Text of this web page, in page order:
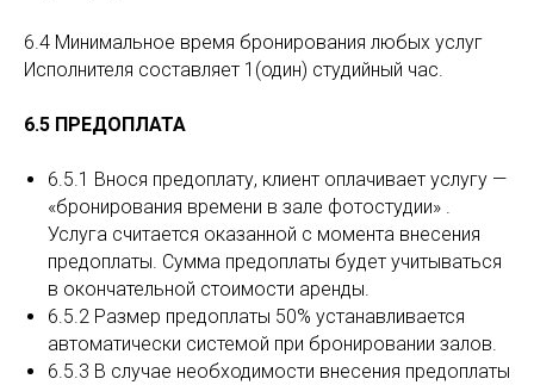
6.4 Минимальное время бронирования любых услуг
Исполнителя составляет 1(один) студийный час.
6.5 ПРЕДОПЛАТА
6.5.1 Внося предоплату, клиент оплачивает услугу —
«бронирования времени в зале фотостудии» .
Услуга считается оказанной с момента внесения
предоплаты. Сумма предоплаты будет учитываться
в окончательной стоимости аренды.
6.5.2 Размер предоплаты 50% устанавливается
автоматически системой при бронировании залов.
6.5.3 В случае необходимости внесения предоплаты